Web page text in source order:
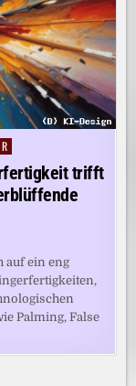
trifft
auf ein eng
Palming, False